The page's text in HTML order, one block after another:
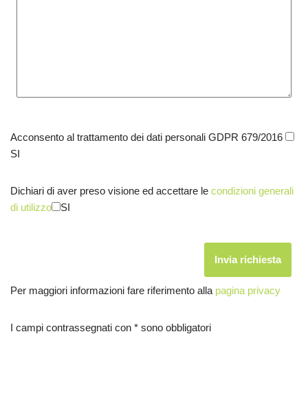
Acconsento al trattamento dei dati personali GDPR 679/2016
SI
Dichiari di aver preso visione ed accettare le condizioni generali
di utilizzo
SI
Per maggiori informazioni fare riferimento alla pagina privacy
I campi contrassegnati con * sono obbligatori